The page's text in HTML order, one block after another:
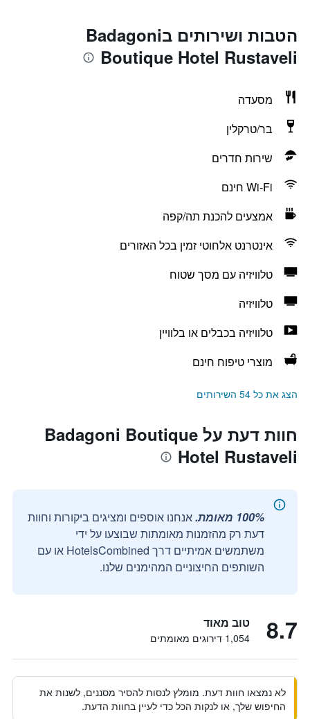
הטבות ושירותים בBadagoni
Boutique Hotel Rustaveli
מסעדה
בר/טרקלין
שירות חדרים
Wi-Fi חינם
אמצעים להכנת תה/קפה
אינטרנט אלחוטי זמין בכל האזורים
טלוויזיה עם מסך שטוח
טלוויזיה
טלוויזיה בכבלים או בלוויין
מוצרי טיפוח חינם
הצג את כל 54 השירותים
חוות דעת על Badagoni Boutique
Hotel Rustaveli
100% מאומת.
אנחנו אוספים ומציגים ביקורות וחוות
דעת רק מהזמנות מאומתות שבוצעו על ידי
משתמשים אמיתיים דרך HotelsCombined או עם
השותפים החיצוניים המהימנים שלנו.
8.7 טוב מאוד
1,054 דירוגים מאומתים
לא נמצאו חוות דעת. מומלץ לנסות להסיר מסננים, לשנות את
החיפוש שלך, או לנקות הכל כדי לעיין בחוות הדעת.